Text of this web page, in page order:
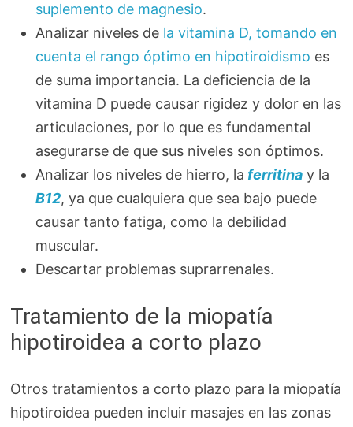
suplemento de magnesio.
Analizar niveles de la vitamina D, tomando en
cuenta el rango óptimo en hipotiroidismo es
de suma importancia. La deficiencia de la
vitamina D puede causar rigidez y dolor en las
articulaciones, por lo que es fundamental
asegurarse de que sus niveles son óptimos.
Analizar los niveles de hierro, la ferritina y la
B12, ya que cualquiera que sea bajo puede
causar tanto fatiga, como la debilidad
muscular.
Descartar problemas suprarrenales.
Tratamiento de la miopatía
hipotiroidea a corto plazo
Otros tratamientos a corto plazo para la miopatía
hipotiroidea pueden incluir masajes en las zonas